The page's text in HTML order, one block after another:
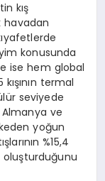
kış
havadan
konusunda
ise hem global
termal
seviyede
ve
yoğun
%15,4
oluşturduğunu